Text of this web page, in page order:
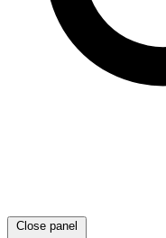
Close panel